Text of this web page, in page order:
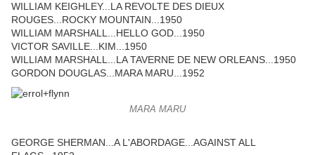
WILLIAM KEIGHLEY...LA REVOLTE DES DIEUX
ROUGES...ROCKY MOUNTAIN...1950
WILLIAM MARSHALL...HELLO GOD...1950
VICTOR SAVILLE...KIM...1950
WILLIAM MARSHALL...LA TAVERNE DE NEW ORLEANS...1950
GORDON DOUGLAS...MARA MARU...1952
MARA MARU
GEORGE SHERMAN...A L'ABORDAGE...AGAINST ALL